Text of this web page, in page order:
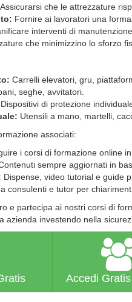
Assicurarsi che le attrezzature
Fornire ai lavoratori una
interventi di
che minimizzino lo sforzo
Carrelli elevatori, gru,
seghe, avvitatori.
Dispositivi di protezione
Utensili a mano, martelli,
associati:
i corsi di formazione online
sempre aggiornati in
Dispense, video tutorial e guide
consulenti e tutor per
e partecipa ai nostri corsi di
azienda investendo nella
Accedi